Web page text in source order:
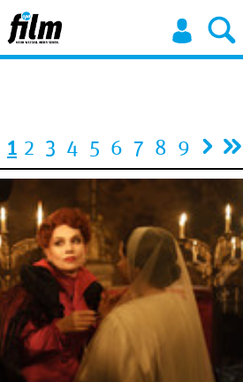
Jump to Navigation
1 2 3 4 5 6 7 8 9